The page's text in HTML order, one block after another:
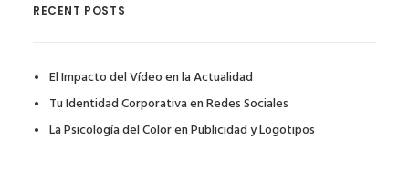
RECENT POSTS
El Impacto del Vídeo en la Actualidad
Tu Identidad Corporativa en Redes Sociales
La Psicología del Color en Publicidad y Logotipos